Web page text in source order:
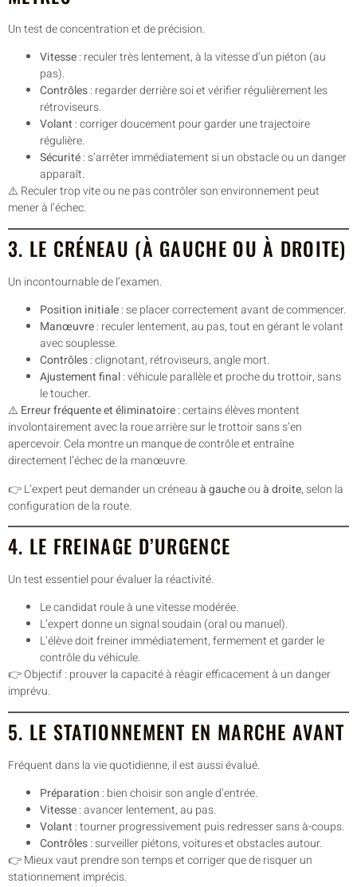
Un test de concentration et de précision.
Vitesse: reculer très lentement, à la vitesse d’un piéton (au
pas).
Contrôles: regarder derrière soi et vérifier régulièrement les
rétroviseurs.
Volant : corriger doucement pour garder une trajectoire
régulière.
Sécurité: s’arrêter immédiatement si un obstacle ou un danger
apparaît.
⚠️ Reculer trop vite ou ne pas contrôler son environnement peut
mener à l’échec.
3. LE CRÉNEAU (À GAUCHE OU À DROITE)
Un incontournable de l’examen.
Position initiale: se placer correctement avant de commencer.
Manœuvre: reculer lentement, au pas, tout en gérant le volant
avec souplesse.
Contrôles: clignotant, rétroviseurs, angle mort.
Ajustement final: véhicule parallèle et proche du trottoir, sans
le toucher.
⚠️ Erreur fréquente et éliminatoire: certains élèves montent
involontairement avec la roue arrière sur le trottoir sans s’en
apercevoir. Cela montre un manque de contrôle et entraîne
directement l’échec de la manœuvre.
👉 L’expert peut demander un créneauà gaucheouà droite, selon la
configuration de la route.
4. LE FREINAGE D’URGENCE
Un test essentiel pour évaluer la réactivité.
Le candidat roule à une vitesse modérée.
L’expert donne un signal soudain (oral ou manuel).
L’élève doit freiner immédiatement, fermement et garder le
contrôle du véhicule.
👉 Objectif : prouver la capacité à réagir efficacement à un danger
imprévu.
5. LE STATIONNEMENT EN MARCHE AVANT
Fréquent dans la vie quotidienne, il est aussi évalué.
Préparation : bien choisir son angle d’entrée.
Vitesse: avancer lentement, au pas.
Volant : tourner progressivement puis redresser sans à-coups.
Contrôles: surveiller piétons, voitures et obstacles autour.
👉 Mieux vaut prendre son temps et corriger que de risquer un
stationnement imprécis.